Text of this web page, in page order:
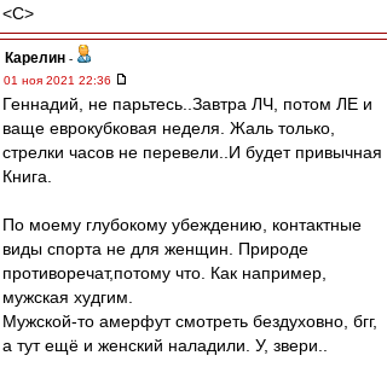
<C>
Карелин -
01 ноя 2021 22:36
Геннадий, не парьтесь..Завтра ЛЧ, потом ЛЕ и
ваще еврокубковая неделя. Жаль только,
стрелки часов не перевели..И будет привычная
Книга.
По моему глубокому убеждению, контактные
виды спорта не для женщин. Природе
противоречат,потому что. Как например,
мужская худгим.
Мужской-то амерфут смотреть бездуховно, бгг,
а тут ещё и женский наладили. У, звери..